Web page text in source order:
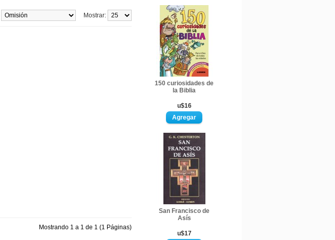
150 curiosidades de
la Biblia
u$16
San Francisco de
Asís
u$17
Mostrar:
Mostrando 1 a 1 de 1 (1 Páginas)